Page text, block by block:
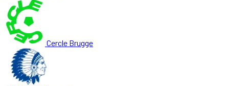
Cercle Brugge